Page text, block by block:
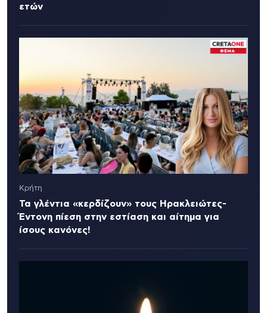
ετών
Κρήτη
Τα γλέντια «κερδίζουν» τους Ηρακλειώτες-
Έντονη πίεση στην εστίαση και αίτημα για
ίσους κανόνες!